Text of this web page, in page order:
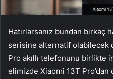
Hatırlarsanız bundan birkaç
serisine alternatif olabilecek
Pro akıllı telefonunu birlikte
elimizde Xiaomi 13T Pro’dan